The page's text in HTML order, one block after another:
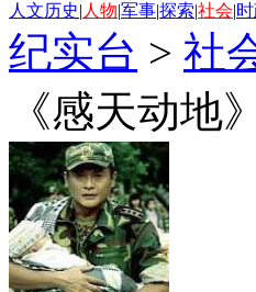
人文历史| 人物|军事|探索|社会|
纪实台 > 社
《感天动地》